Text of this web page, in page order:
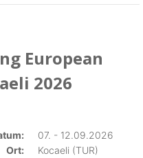
European
2026
07. - 12.09.2026
Ort:
Kocaeli (TUR)